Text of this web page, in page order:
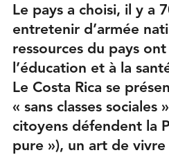
Le pays a choisi, il y a
entretenir d’armée
ressources du pays
l’éducation et à la
Le Costa Rica se
« sans classes sociales
citoyens défendent la
pure »), un art de